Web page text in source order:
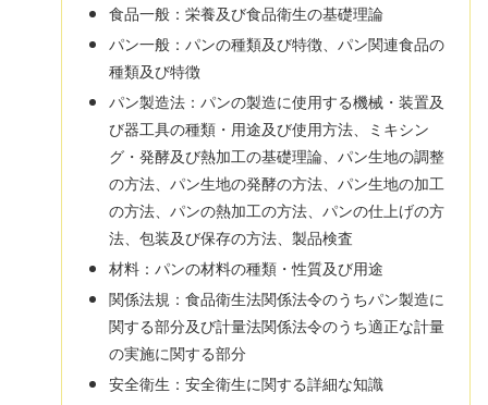
食品一般：栄養及び食品衛生の基礎理論
パン一般：パンの種類及び特徴、パン関連食品の
種類及び特徴
パン製造法：パンの製造に使用する機械・装置及
び器工具の種類・用途及び使用方法、ミキシン
グ・発酵及び熱加工の基礎理論、パン生地の調整
の方法、パン生地の発酵の方法、パン生地の加工
の方法、パンの熱加工の方法、パンの仕上げの方
法、包装及び保存の方法、製品検査
材料：パンの材料の種類・性質及び用途
関係法規：食品衛生法関係法令のうちパン製造に
関する部分及び計量法関係法令のうち適正な計量
の実施に関する部分
安全衛生：安全衛生に関する詳細な知識